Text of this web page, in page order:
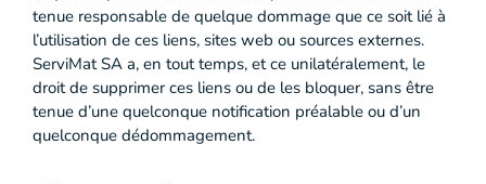
tenue responsable de quelque dommage que ce soit lié à
l’utilisation de ces liens, sites web ou sources externes.
ServiMat SA a, en tout temps, et ce unilatéralement, le
droit de supprimer ces liens ou de les bloquer, sans être
tenue d’une quelconque notification préalable ou d’un
quelconque dédommagement.